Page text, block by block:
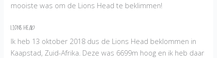
mooiste was om de Lions Head te beklimmen!
Lions HEAD
Ik heb 13 oktober 2018 dus de Lions Head beklommen in
Kaapstad, Zuid-Afrika. Deze was 6699m hoog en ik heb daar